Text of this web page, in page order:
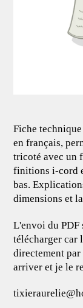
Fiche
en français,
tricoté avec un
finitions i-cord
bas.
dimensions et
L'envoi du PDF
télécharger car
directement
arriver et je le